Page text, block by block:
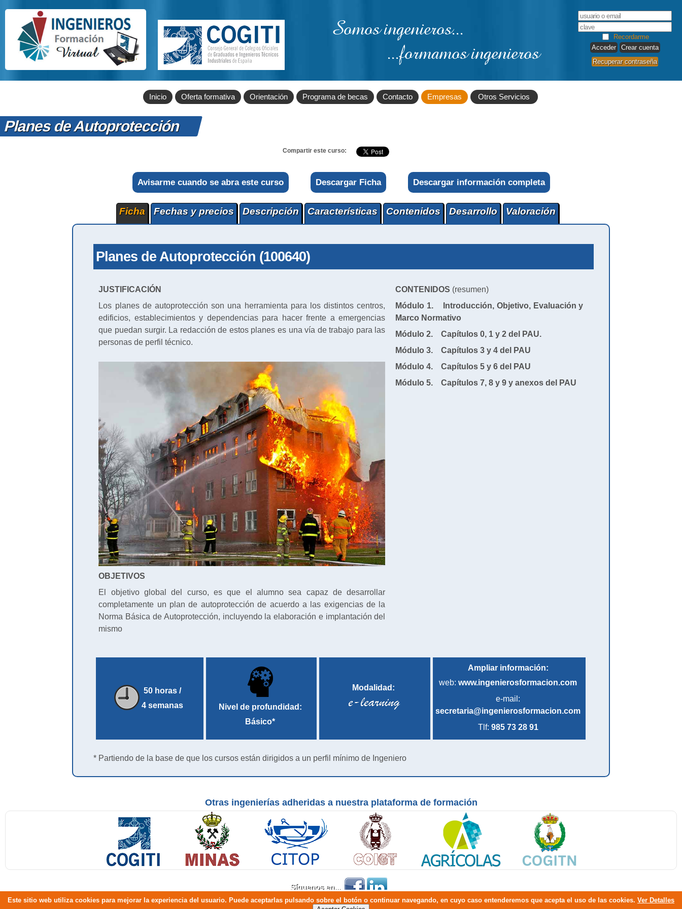
Este sitio web utiliza cookies para mejorar la experiencia del usuario. Puede aceptarlas pulsando sobre el botón o continuar navegando, en cuyo caso entenderemos que acepta el uso de las cookies. Ver Detalles
Somos ingenieros...
...formamos ingenieros
Recordarme
Crear cuenta
Recuperar contraseña
Inicio Oferta formativa Orientación Programa de becas Contacto Empresas Otros Servicios
Planes de Autoprotección
Compartir este curso:
Avisarme cuando se abra este curso Descargar Ficha Descargar información completa
Ficha Fechas y precios Descripción Características Contenidos Desarrollo Valoración
Planes de Autoprotección (100640)
JUSTIFICACIÓN
Los planes de autoprotección son una herramienta para los distintos centros,
edificios, establecimientos y dependencias para hacer frente a emergencias
que puedan surgir. La redacción de estos planes es una vía de trabajo para las
personas de perfil técnico.
OBJETIVOS
El objetivo global del curso, es que el alumno sea capaz de desarrollar
completamente un plan de autoprotección de acuerdo a las exigencias de la
Norma Básica de Autoprotección, incluyendo la elaboración e implantación del
mismo
CONTENIDOS (resumen)
Módulo 1. Introducción, Objetivo, Evaluación y
Marco Normativo
Módulo 2. Capítulos 0, 1 y 2 del PAU.
Módulo 3. Capítulos 3 y 4 del PAU
Módulo 4. Capítulos 5 y 6 del PAU
Módulo 5. Capítulos 7, 8 y 9 y anexos del PAU
50 horas /
4 semanas
Nivel de profundidad:
Básico*
Modalidad:
Ampliar información:
web:www.ingenierosformacion.com
e-mail:
secretaria@ingenierosformacion.com
Tlf: 985 73 28 91
* Partiendo de la base de que los cursos están dirigidos a un perfil mínimo de Ingeniero
Otras ingenierías adheridas a nuestra plataforma de formación
Síguenos en...